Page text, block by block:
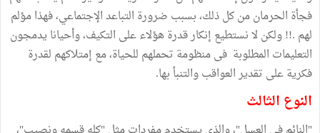
فجأة الحرمان من كل ذلك، بسبب ضرورة التباعد الإجتماعي، فهذا مؤلم
لهم .!! ولكن لا نستطيع إنكار قدرة هؤلاء على التكيف، وأحيانا يدمجون
التعليمات المطلوبة فى منظومة تحملهم للحياة، مع إمتلاكهم لقدرة
فكرية على تقدير العواقب والتنبأ بها.
النوع الثالث